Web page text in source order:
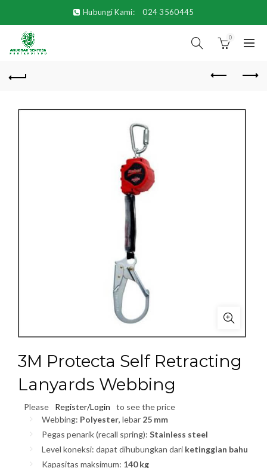
Hubungi Kami: 024 3560445
0
3M Protecta Self Retracting
Lanyards Webbing
Please Register/Login
to see the price
Webbing: Polyester, lebar 25 mm
Pegas penarik (recall spring): Stainless steel
Level koneksi: dapat dihubungkan dari ketinggian bahu
Kapasitas maksimum: 140 kg